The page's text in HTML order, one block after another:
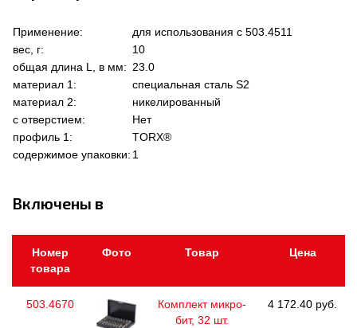
Применение:
для использования с 503.4511
вес, г:
10
общая длина L, в мм: 23.0
материал 1:
специальная сталь S2
материал 2:
никелированный
с отверстием:
Нет
профиль 1:
TORX®
содержимое упаковки: 1
Включены в
Номер
товара
Фото Товар Цена
503.4670
Комплект микро-
бит, 32 шт.
4 172.40 руб.